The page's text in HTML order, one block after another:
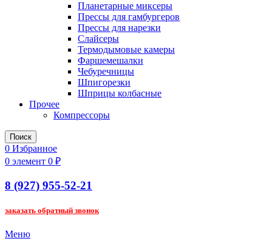
Планетарные миксеры
Прессы для гамбургеров
Прессы для нарезки
Слайсеры
Термодымовые камеры
Фаршемешалки
Чебуречницы
Шпигорезки
Шприцы колбасные
Прочее
Компрессоры
Поиск
0 Избранное
0 элемент 0 ₽
8 (927) 955-52-21
заказать обратный звонок
Меню